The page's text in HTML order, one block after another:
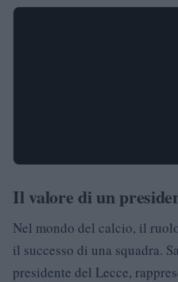
Il valore di un
Nel mondo del calcio, il
il successo di una squadra.
presidente del Lecce,